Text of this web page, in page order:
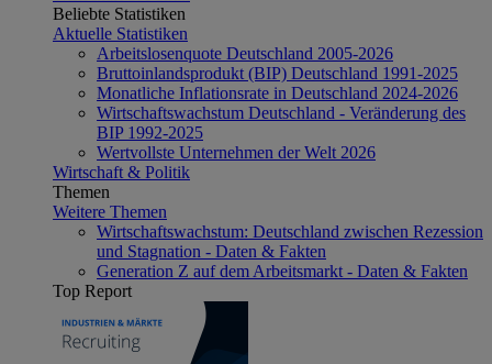
Beliebte Statistiken
Aktuelle Statistiken
Arbeitslosenquote Deutschland 2005-2026
Bruttoinlandsprodukt (BIP) Deutschland 1991-2025
Monatliche Inflationsrate in Deutschland 2024-2026
Wirtschaftswachstum Deutschland - Veränderung des
BIP 1992-2025
Wertvollste Unternehmen der Welt 2026
Wirtschaft & Politik
Themen
Weitere Themen
Wirtschaftswachstum: Deutschland zwischen Rezession
und Stagnation - Daten & Fakten
Generation Z auf dem Arbeitsmarkt - Daten & Fakten
Top Report